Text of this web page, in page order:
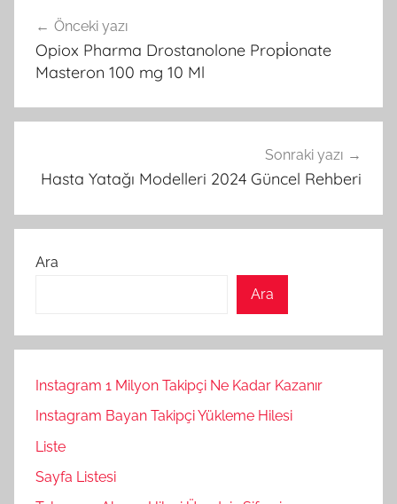
gezinmesi
Önceki yazı
Opiox Pharma Drostanolone Propi̇onate
Masteron 100 mg 10 Ml
Sonraki yazı
Hasta Yatağı Modelleri 2024 Güncel Rehberi
Ara
Ara
Instagram 1 Milyon Takipçi Ne Kadar Kazanır
Instagram Bayan Takipçi Yükleme Hilesi
Liste
Sayfa Listesi